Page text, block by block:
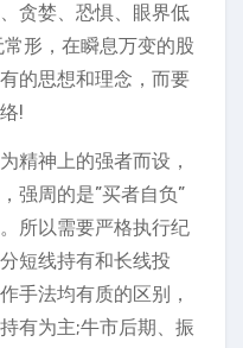
贪婪、恐惧、眼界低
形，在瞬息万变的股
的思想和理念，而要
!
精神上的强者而设，
强周的是”买者自负”
所以需要严格执行纪
短线持有和长线投
手法均有质的区别，
有为主;牛市后期、振